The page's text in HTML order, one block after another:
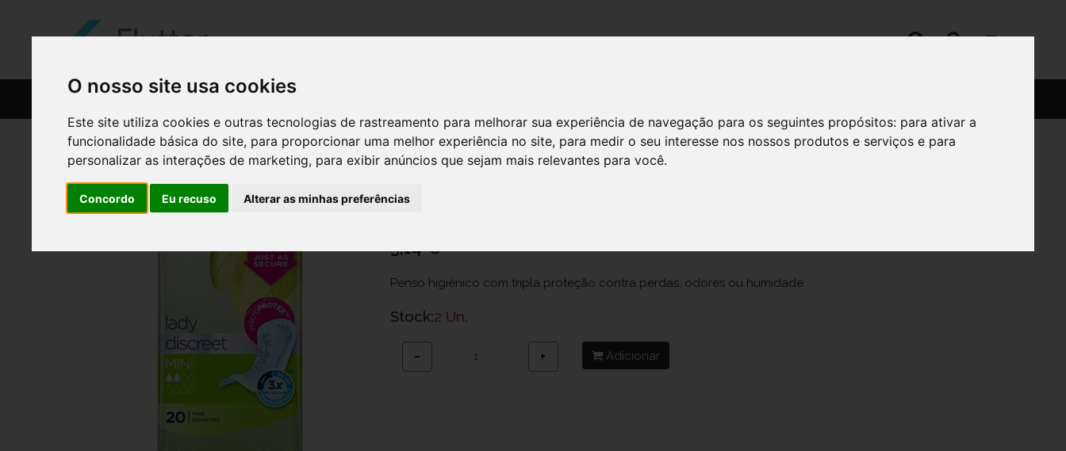
O nosso site usa cookies
Este site utiliza cookies e outras tecnologias de rastreamento para melhorar sua experiência de navegação para os seguintes propósitos: para ativar a
funcionalidade básica do site, para proporcionar uma melhor experiência no site, para medir o seu interesse nos nossos produtos e serviços e para
personalizar as interações de marketing, para exibir anúncios que sejam mais relevantes para você.
Concordo Eu recuso Alterar as minhas preferências
Tena Lady Discreet Penso Mini X20
3,14 €
Penso higiénico com tripla proteção contra perdas, odores ou humidade.
Stock:2 Un.
− + Adicionar